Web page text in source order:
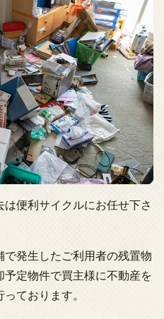
便利サイクルにお任せ下さ
発生したご利用者の残置物
定物件で買主様に不動産を
ております。